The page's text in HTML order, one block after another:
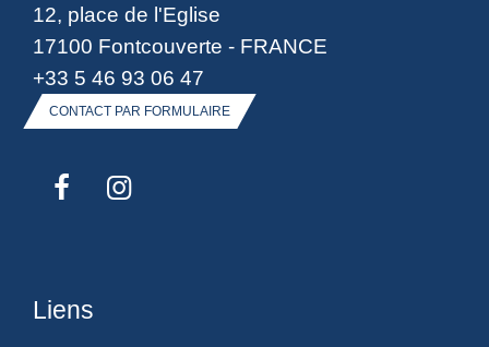
12, place de l'Eglise
17100 Fontcouverte - FRANCE
+33 5 46 93 06 47
CONTACT PAR FORMULAIRE
Liens